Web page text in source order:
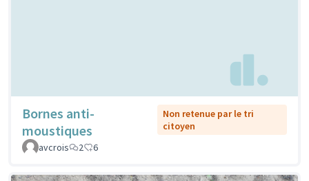
Bornes anti-
moustiques
Non retenue par le tri
citoyen
avcrois
2 6